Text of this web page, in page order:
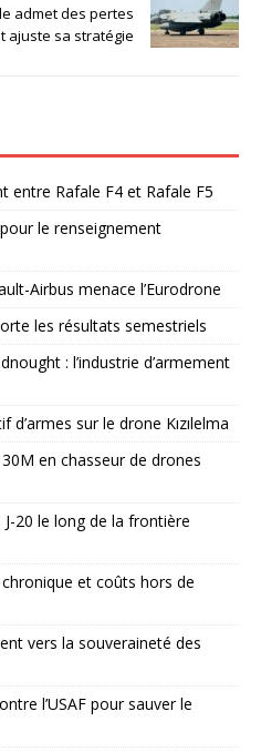
admet des pertes
ajuste sa stratégie
entre Rafale F4 et Rafale F5
le renseignement
Airbus menace l’Eurodrone
les résultats semestriels
: l’industrie d’armement
sur le drone Kızılelma
en chasseur de drones
20 le long de la frontière
et coûts hors de
vers la souveraineté des
l’USAF pour sauver le